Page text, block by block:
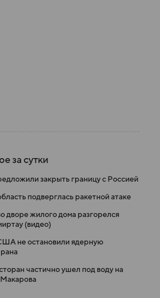
за сутки
закрыть границу с Россией
подверглась ракетной атаке
дворе жилого дома разгорелся
(видео)
не остановили ядерную
частично ушел под воду на